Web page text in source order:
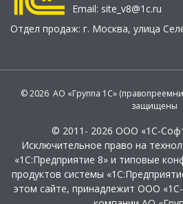
Email: site_v8@1c.ru
Отдел продаж: г. Москва, улица
© 2026 АО «Группа 1С»
защищены
© 2011- 2026 ООО «1С-
Исключительное право на
«1С:Предприятие 8» и типовые
продуктов системы
этом сайте, принадлежит ООО